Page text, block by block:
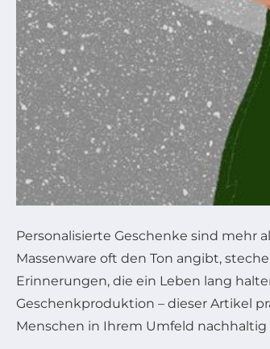
Personalisierte Geschenke sind mehr
Massenware oft den Ton angibt,
Erinnerungen, die ein Leben lang
Geschenkproduktion – dieser Artikel
Menschen in Ihrem Umfeld